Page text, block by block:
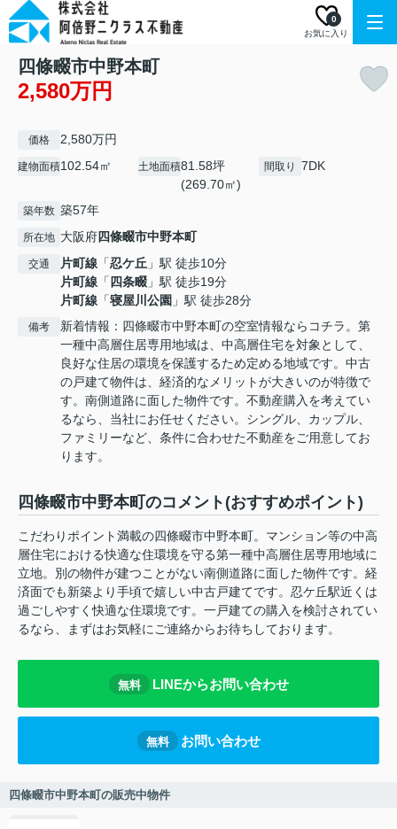
お気に入り
0
四條畷市中野本町
2,580万円
価格 2,580万円
建物面積102.54㎡ 土地面積81.58坪
(269.70㎡)
間取り 7DK
築年数 築57年
所在地 大阪府四條畷市中野本町
交通 片町線 「忍ケ丘 」駅 徒歩10分
片町線 「 四条畷 」駅 徒歩19分
片町線 「寝屋川公園 」駅 徒歩28分
備考
新着情報：四條畷市中野本町の空室情報ならコチラ。第
一種中高層住居専用地域は、中高層住宅を対象として、
良好な住居の環境を保護するため定める地域です。中古
の戸建て物件は、経済的なメリットが大きいのが特徴で
す。南側道路に面した物件です。不動産購入を考えてい
るなら、当社にお任せください。シングル、カップル、
ファミリーなど、条件に合わせた不動産をご用意してお
ります。
四條畷市中野本町のコメント(おすすめポイント)
こだわりポイント満載の四條畷市中野本町。マンション等の中高
層住宅における快適な住環境を守る第一種中高層住居専用地域に
立地。別の物件が建つことがない南側道路に面した物件です。経
済面でも新築より手頃で嬉しい中古戸建てです。忍ケ丘駅近くは
過ごしやすく快適な住環境です。一戸建ての購入を検討されてい
るなら、まずはお気軽にご連絡からお待ちしております。
無料 LINEからお問い合わせ
無料 お問い合わせ
四條畷市中野本町の販売中物件